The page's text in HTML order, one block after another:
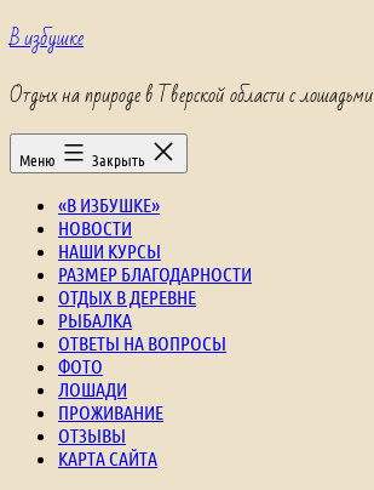
Перейти
к
В избушке
Отдых на природе в Тверской области с лошадьми
Меню Закрыть
«В ИЗБУШКЕ»
НОВОСТИ
НАШИ КУРСЫ
РАЗМЕР БЛАГОДАРНОСТИ
ОТДЫХ В ДЕРЕВНЕ
РЫБАЛКА
ОТВЕТЫ НА ВОПРОСЫ
ФОТО
ЛОШАДИ
ПРОЖИВАНИЕ
ОТЗЫВЫ
КАРТА САЙТА